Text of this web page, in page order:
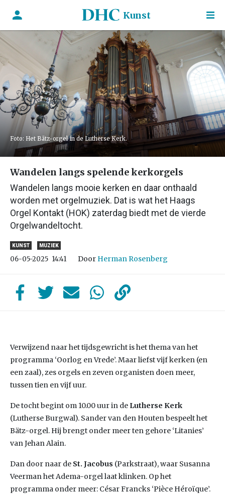
Kunst
Foto: Het Bätz-orgel in de Lutherse Kerk.
Wandelen langs spelende kerkorgels
Wandelen langs mooie kerken en daar onthaald
worden met orgelmuziek. Dat is wat het Haags
Orgel Kontakt (HOK) zaterdag biedt met de vierde
Orgelwandeltocht.
KUNST MUZIEK
06-05-2025 14:41 Door Herman Rosenberg
Verwijzend naar het tijdsgewricht is het thema van het
programma ‘Oorlog en Vrede’. Maar liefst vijf kerken (en
een zaal), zes orgels en zeven organisten doen meer,
tussen tien en vijf uur.
De tocht begint om 10.00 uur in de Lutherse Kerk
(Lutherse Burgwal). Sander van den Houten bespeelt het
Bätz-orgel. Hij brengt onder meer ten gehore ‘Litanies’
van Jehan Alain.
Dan door naar de St. Jacobus (Parkstraat), waar Susanna
Veerman het Adema-orgel laat klinken. Op het
programma onder meer: César Francks ‘Pièce Héroïque’.